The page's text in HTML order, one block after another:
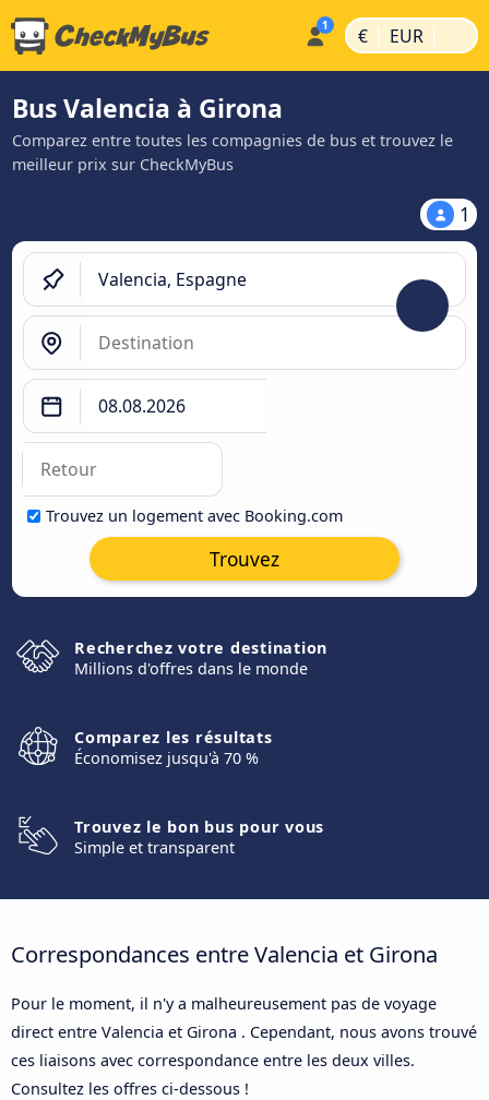
€ | EUR |
Bus Valencia à Girona
Comparez entre toutes les compagnies de bus et trouvez le
meilleur prix sur CheckMyBus
1
Trouvez un logement avec Booking.com
Trouvez
Recherchez votre destination
Millions d'offres dans le monde
Comparez les résultats
Économisez jusqu'à 70 %
Trouvez le bon bus pour vous
Simple et transparent
Correspondances entre Valencia et Girona
Pour le moment, il n'y a malheureusement pas de voyage
direct entre Valencia et Girona . Cependant, nous avons trouvé
ces liaisons avec correspondance entre les deux villes.
Consultez les offres ci-dessous !